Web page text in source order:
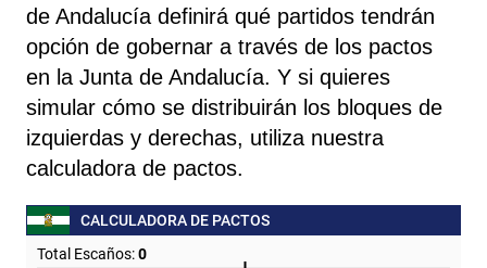
de Andalucía definirá qué partidos tendrán
opción de gobernar a través de los pactos
en la Junta de Andalucía. Y si quieres
simular cómo se distribuirán los bloques de
izquierdas y derechas, utiliza nuestra
calculadora de pactos.
CALCULADORA DE PACTOS
Total Escaños:0